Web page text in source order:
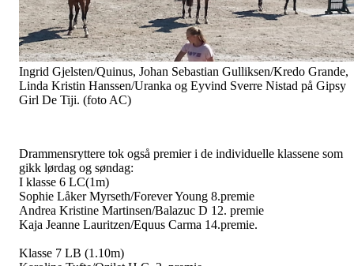
Ingrid Gjelsten/Quinus, Johan Sebastian Gulliksen/Kredo Grande,
Linda Kristin Hanssen/Uranka og Eyvind Sverre Nistad på Gipsy
Girl De Tiji. (foto AC)
Drammensryttere tok også premier i de individuelle klassene som
gikk lørdag og søndag:
I klasse 6 LC(1m)
Sophie Låker Myrseth/Forever Young 8.premie
Andrea Kristine Martinsen/Balazuc D 12. premie
Kaja Jeanne Lauritzen/Equus Carma 14.premie.
Klasse 7 LB (1.10m)